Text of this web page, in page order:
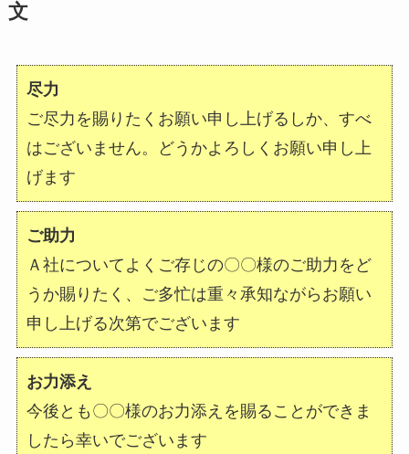
文
尽力
ご尽力を賜りたくお願い申し上げるしか、すべ
はございません。どうかよろしくお願い申し上
げます
ご助力
Ａ社についてよくご存じの〇〇様のご助力をど
うか賜りたく、ご多忙は重々承知ながらお願い
申し上げる次第でございます
お力添え
今後とも〇〇様のお力添えを賜ることができま
したら幸いでございます